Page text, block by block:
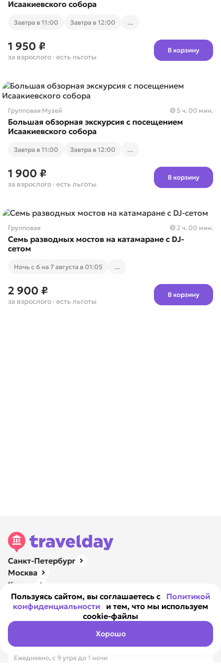
Исаакиевского собора
Завтра в 11:00 Завтра в 12:00 ...
1 950 ₽
за взрослого · есть льготы
В корзину
Групповая·Музей 5 ч. 00 мин.
Большая обзорная экскурсия с посещением
Исаакиевского собора
Завтра в 11:00 Завтра в 12:00 ...
1 900 ₽
за взрослого · есть льготы
В корзину
Групповая 2 ч. 00 мин.
Семь разводных мостов на катамаране с DJ-
сетом
Ночь с 6 на 7 августа в 01:05 ...
2 900 ₽
за взрослого · есть льготы
В корзину
Пользуясь сайтом, вы соглашаетесь с Политикой
конфиденциальности и тем, что мы используем
cookie-файлы
Хорошо
Санкт-Петербург
Москва
Казань
Нижний Новгород
Ярославль
Навигация
О компании
Контакты
Ежедневно, с 9 утра до 1 ночи